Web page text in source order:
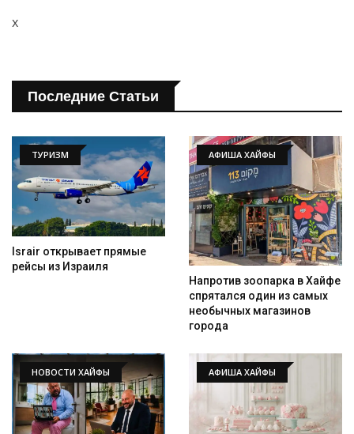
x
Последние Статьи
ТУРИЗМ
Israir открывает прямые
рейсы из Израиля
АФИША ХАЙФЫ
Напротив зоопарка в Хайфе
спрятался один из самых
необычных магазинов
города
НОВОСТИ ХАЙФЫ АФИША ХАЙФЫ